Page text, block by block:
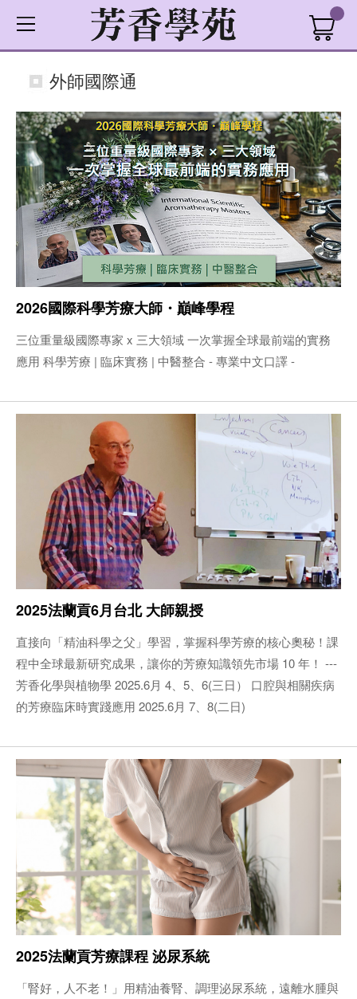
外師國際通
2026國際科學芳療大師・巔峰學程
三位重量級國際專家 x 三大領域 一次掌握全球最前端的實務
應用 科學芳療 | 臨床實務 | 中醫整合 - 專業中文口譯 -
2025法蘭貢6月台北 大師親授
直接向「精油科學之父」學習，掌握科學芳療的核心奧秘！課
程中全球最新研究成果，讓你的芳療知識領先市場 10 年！ ---
芳香化學與植物學 2025.6月 4、5、6(三日） 口腔與相關疾病
的芳療臨床時實踐應用 2025.6月 7、8(二日)
2025法蘭貢芳療課程 泌尿系統
「腎好，人不老！」用精油養腎、調理泌尿系統，遠離水腫與